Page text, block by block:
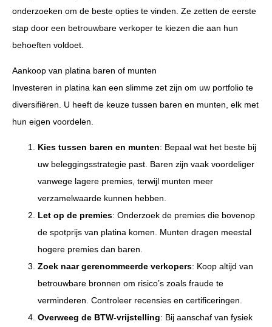
onderzoeken om de beste opties te vinden. Ze zetten de eerste
stap door een betrouwbare verkoper te kiezen die aan hun
behoeften voldoet.
Aankoop van platina baren of munten
Investeren in platina kan een slimme zet zijn om uw portfolio te
diversifiëren. U heeft de keuze tussen baren en munten, elk met
hun eigen voordelen.
Kies tussen baren en munten: Bepaal wat het beste bij
uw beleggingsstrategie past. Baren zijn vaak voordeliger
vanwege lagere premies, terwijl munten meer
verzamelwaarde kunnen hebben.
Let op de premies: Onderzoek de premies die bovenop
de spotprijs van platina komen. Munten dragen meestal
hogere premies dan baren.
Zoek naar gerenommeerde verkopers: Koop altijd van
betrouwbare bronnen om risico’s zoals fraude te
verminderen. Controleer recensies en certificeringen.
Overweeg de BTW-vrijstelling: Bij aanschaf van fysiek